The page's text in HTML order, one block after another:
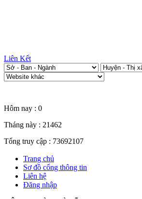
Liên Kết
Hôm nay : 0
Tháng này : 21462
Tổng truy cập : 73692107
Trang chủ
Sơ đồ cổng thông tin
Liên hệ
Đăng nhập